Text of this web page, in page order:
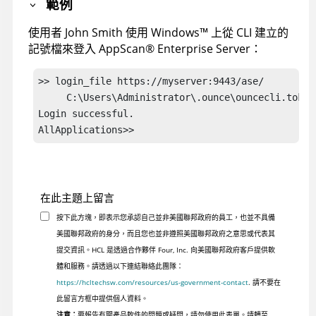
範例
使用者 John Smith 使用 Windows™ 上從 CLI 建立的
記號檔來登入 AppScan® Enterprise Server ：
>> login_file https://myserver:9443/ase/
     C:\Users\Administrator\.ounce\ouncecli.token
Login successful.
在此主題上留言
按下此方塊，即表示您承認自己並非美國聯邦政府的員工，也並不具備
美國聯邦政府的身分，而且您也並非遵照美國聯邦政府之意思或代表其
提交資訊。HCL 是透過合作夥伴 Four, Inc. 向美國聯邦政府客戶提供軟
體和服務。請透過以下連結聯絡此團隊：
https://hcltechsw.com/resources/us-government-contact. 請不要在
此留言方框中提供個人資料。